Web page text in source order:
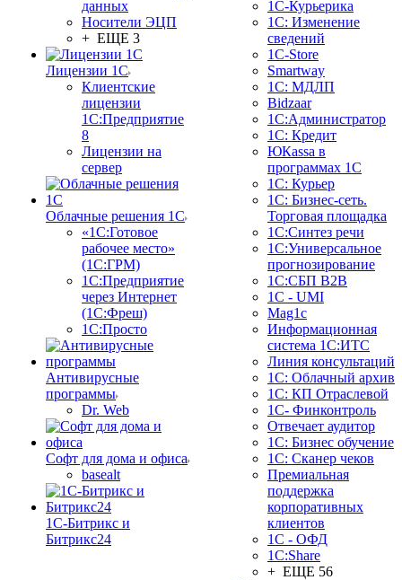
данных
Носители ЭЦП
+ ЕЩЕ 3
Лицензии 1С
Клиентские
лицензии
1С:Предприятие
8
Лицензии на
сервер
Облачные решения 1С
«1C:Готовое
рабочее место»
(1С:ГРМ)
1С:Предприятие
через Интернет
(1С:Фреш)
1С:Просто
Антивирусные
программы
Dr. Web
Софт для дома и офиса
basealt
1С-Битрикс и
Битрикс24
1С-Курьерика
1С: Изменение
сведений
1C-Store
Smartway
1С: МДЛП
Bidzaar
1С:Администратор
1С: Кредит
ЮКаssа в
программах 1С
1С: Курьер
1С: Бизнес-сеть.
Торговая площадка
1С:Синтез речи
1С:Универсальное
прогнозирование
1С:СБП B2B
1C - UMI
Mag1c
Информационная
система 1С:ИТС
Линия консультаций
1С: Облачный архив
1С: КП Отраслевой
1С- Финконтроль
Отвечает аудитор
1С: Бизнес обучение
1С: Сканер чеков
Премиальная
поддержка
корпоративных
клиентов
1С - ОФД
1С:Share
+ ЕЩЕ 56